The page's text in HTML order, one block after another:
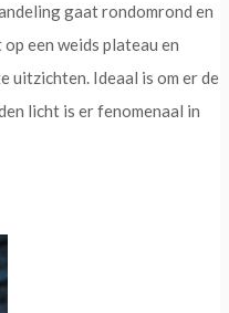
gaat rondomrond en
een weids plateau en
uitzichten. Ideaal is om er de
licht is er fenomenaal in